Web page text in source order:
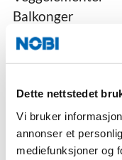
Dette nettstedet
Vi bruker
annonser et
mediefunksjoner og
Balkonger
Svalganger
Brystning
Andre element
Kontakt Bygg
Samferdsel